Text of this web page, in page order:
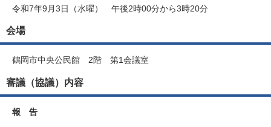
令和7年9月3日（水曜） 午後2時00分から3時20分
会場
鶴岡市中央公民館 2階 第1会議室
審議（協議）内容
報 告